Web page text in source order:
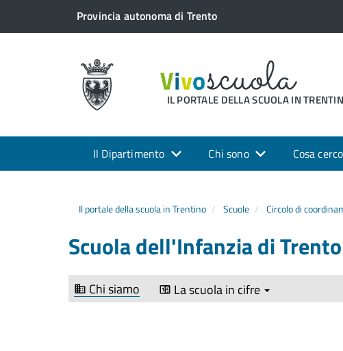
Provincia autonoma di Trento
IL PORTALE DELLA SCUOLA IN
Il Dipartimento Chi sono Cosa cerco
Il portale della scuola in Trentino Scuole Circolo di
Scuola dell'Infanzia di
Chi siamo La scuola in cifre